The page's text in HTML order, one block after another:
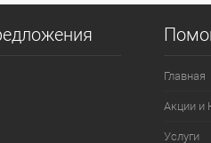
Главная
Акции и
Услуги